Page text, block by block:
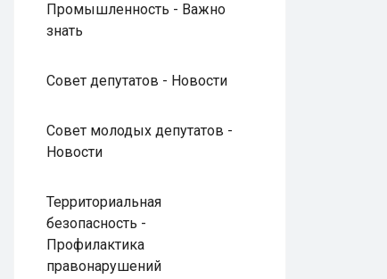
Промышленность - Важно
знать
Совет депутатов - Новости
Совет молодых депутатов -
Новости
Территориальная
безопасность -
Профилактика
правонарушений